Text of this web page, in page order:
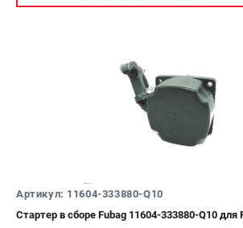
Артикул: 11604-333880-Q10
Стартер в сборе Fubag 11604-333880-Q10 для